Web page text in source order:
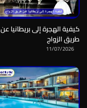
كيفية الهجرة إلى بريطانيا عن
طريق الزواج
11/07/2026